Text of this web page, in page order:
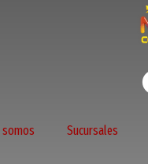
somos Sucursales